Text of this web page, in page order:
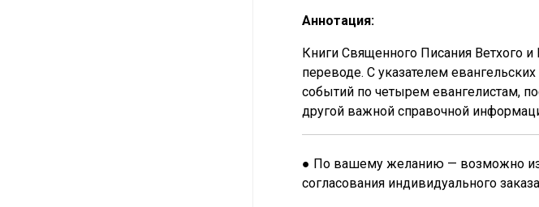
Аннотация:
Книги Священного Писания Ветхого
переводе. С указателем
событий по четырем евангелистам,
другой важной справочной
● По вашему желанию — возможно
согласования индивидуального